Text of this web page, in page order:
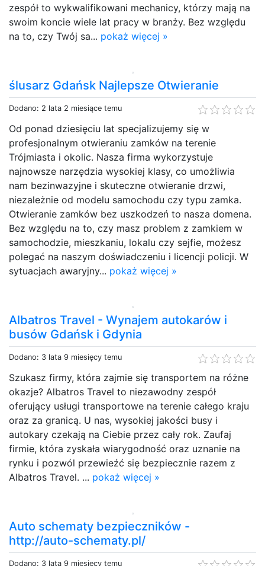
zespół to wykwalifikowani mechanicy, którzy mają na
swoim koncie wiele lat pracy w branży. Bez względu
na to, czy Twój sa... pokaż więcej »
ślusarz Gdańsk Najlepsze Otwieranie
Dodano: 2 lata 2 miesiące temu
Od ponad dziesięciu lat specjalizujemy się w
profesjonalnym otwieraniu zamków na terenie
Trójmiasta i okolic. Nasza firma wykorzystuje
najnowsze narzędzia wysokiej klasy, co umożliwia
nam bezinwazyjne i skuteczne otwieranie drzwi,
niezależnie od modelu samochodu czy typu zamka.
Otwieranie zamków bez uszkodzeń to nasza domena.
Bez względu na to, czy masz problem z zamkiem w
samochodzie, mieszkaniu, lokalu czy sejfie, możesz
polegać na naszym doświadczeniu i licencji policji. W
sytuacjach awaryjny... pokaż więcej »
Albatros Travel - Wynajem autokarów i
busów Gdańsk i Gdynia
Dodano: 3 lata 9 miesięcy temu
Szukasz firmy, która zajmie się transportem na różne
okazje? Albatros Travel to niezawodny zespół
oferujący usługi transportowe na terenie całego kraju
oraz za granicą. U nas, wysokiej jakości busy i
autokary czekają na Ciebie przez cały rok. Zaufaj
firmie, która zyskała wiarygodność oraz uznanie na
rynku i pozwól przewieźć się bezpiecznie razem z
Albatros Travel. ... pokaż więcej »
Auto schematy bezpieczników -
http://auto-schematy.pl/
Dodano: 3 lata 9 miesięcy temu